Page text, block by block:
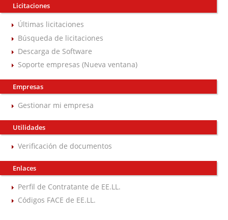
Licitaciones
Últimas licitaciones
Búsqueda de licitaciones
Descarga de Software
Soporte empresas (Nueva ventana)
Empresas
Gestionar mi empresa
Utilidades
Verificación de documentos
Enlaces
Perfil de Contratante de EE.LL.
Códigos FACE de EE.LL.